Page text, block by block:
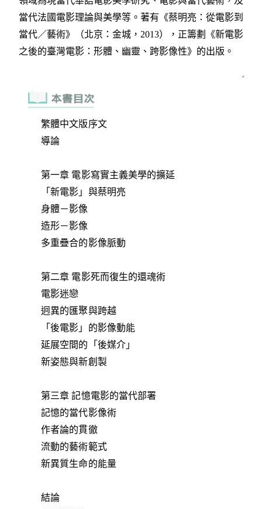
繁體中文版序文
導論
第一章 電影寫實主義美學的擴延
「新電影」與蔡明亮
身體－影像
造形－影像
多重疊合的影像脈動
第二章 電影死而復生的還魂術
電影迷戀
迥異的匯聚與跨越
「後電影」的影像動能
延展空間的「後媒介」
新姿態與新創製
第三章 記憶電影的當代部署
記憶的當代影像術
作者論的貫徹
流動的藝術範式
新異質生命的能量
結論